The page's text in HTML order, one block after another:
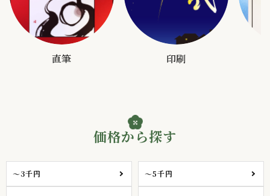
直筆 印刷
価格から探す
～3千円 ～5千円